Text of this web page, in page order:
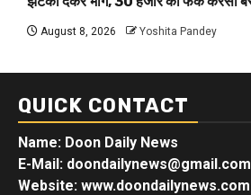
August 8, 2026 Yoshita Pandey
QUICK CONTACT
Name: Doon Daily News
E-Mail: doondailynews@gmail.com
Website: www.doondailynews.com